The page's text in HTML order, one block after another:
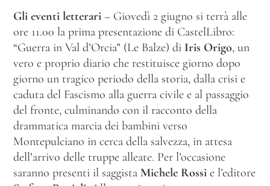
Gli eventi letterari – Giovedì 2 giugno si terrà alle
ore 11.00 la prima presentazione di CastelLibro:
“Guerra in Val d’Orcia” (Le Balze) di Iris Origo, un
vero e proprio diario che restituisce giorno dopo
giorno un tragico periodo della storia, dalla crisi e
caduta del Fascismo alla guerra civile e al passaggio
del fronte, culminando con il racconto della
drammatica marcia dei bambini verso
Montepulciano in cerca della salvezza, in attesa
dell’arrivo delle truppe alleate. Per l’occasione
saranno presenti il saggista Michele Rossi e l’editore